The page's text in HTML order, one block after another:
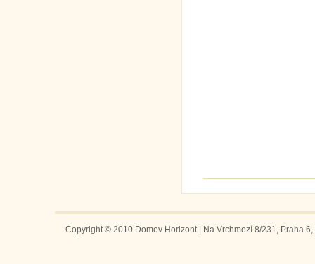
Copyright © 2010 Domov Horizont | Na Vrchmezí 8/231, Praha